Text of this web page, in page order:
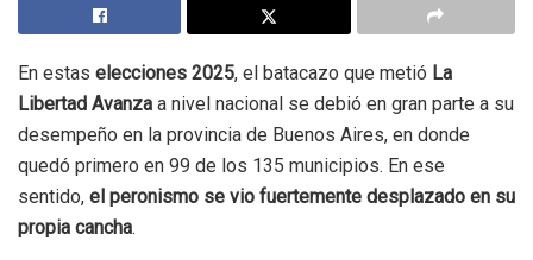
En estas elecciones 2025, el batacazo que metió La
Libertad Avanza a nivel nacional se debió en gran parte a su
desempeño en la provincia de Buenos Aires, en donde
quedó primero en 99 de los 135 municipios. En ese
sentido, el peronismo se vio fuertemente desplazado en su
propia cancha.